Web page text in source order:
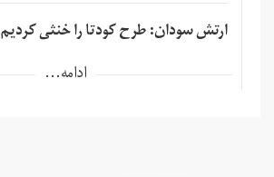
ارتش سودان: طرح کودتا را خنثی کردیم
ادامه...